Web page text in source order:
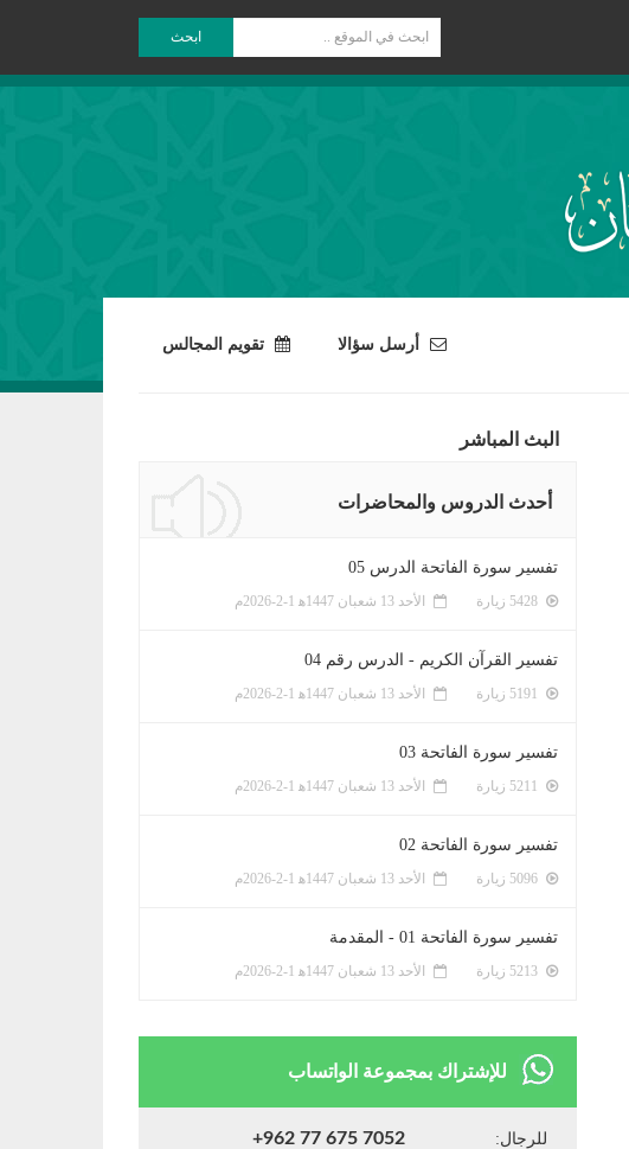
ابحث
أرسل سؤالا تقويم المجالس
البث المباشر
أحدث الدروس والمحاضرات
تفسير سورة الفاتحة الدرس 05
الأحد 13 شعبان 1447ﻫ 1-2-2026م
تفسير القرآن الكريم - الدرس رقم 04
الأحد 13 شعبان 1447ﻫ 1-2-2026م
تفسير سورة الفاتحة 03
الأحد 13 شعبان 1447ﻫ 1-2-2026م
تفسير سورة الفاتحة 02
الأحد 13 شعبان 1447ﻫ 1-2-2026م
تفسير سورة الفاتحة 01 - المقدمة
الأحد 13 شعبان 1447ﻫ 1-2-2026م
للإشتراك بمجموعة الواتساب
للرجال: +962 77 675 7052